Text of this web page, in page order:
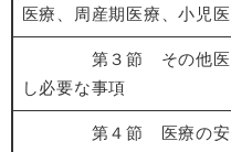
医療、周産期医療、小児医
第３節 その他医療
し必要な事項
第４節 医療の安